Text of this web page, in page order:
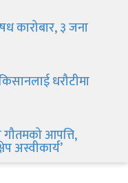
कारोबार, ३ जना
धरौटीमा
गौतमको आपत्ति,
अस्वीकार्य’